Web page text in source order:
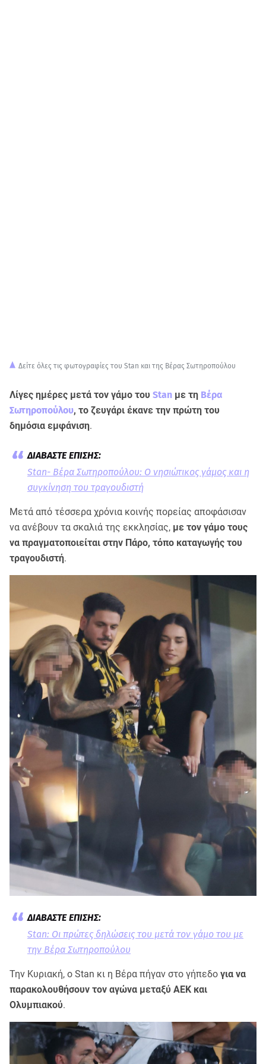
Δείτε όλες τις φωτογραφίες του Stan και της Βέρας Σωτηροπούλου
Λίγες ημέρες μετά τον γάμο του Stan με τη Βέρα
Σωτηροπούλου, το ζευγάρι έκανε την πρώτη του
δημόσια εμφάνιση.
Stan- Βέρα Σωτηροπούλου: Ο νησιώτικος γάμος και η
συγκίνηση του τραγουδιστή
Μετά από τέσσερα χρόνια κοινής πορείας αποφάσισαν
να ανέβουν τα σκαλιά της εκκλησίας, με τον γάμο τους
να πραγματοποιείται στην Πάρο, τόπο καταγωγής του
τραγουδιστή.
Stan: Οι πρώτες δηλώσεις του μετά τον γάμο του με
την Βέρα Σωτηροπούλου
Την Κυριακή, ο Stan κι η Βέρα πήγαν στο γήπεδο για να
παρακολουθήσουν τον αγώνα μεταξύ ΑΕΚ και
Ολυμπιακού.